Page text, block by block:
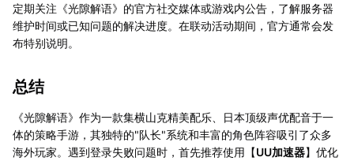
定期关注《光隙解语》的官方社交媒体或游戏内公告，了解服务器
维护时间或已知问题的解决进度。在联动活动期间，官方通常会发
布特别说明。
总结
《光隙解语》作为一款集横山克精美配乐、日本顶级声优配音于一
体的策略手游，其独特的"队长"系统和丰富的角色阵容吸引了众多
海外玩家。遇到登录失败问题时，首先推荐使用【UU加速器】优化